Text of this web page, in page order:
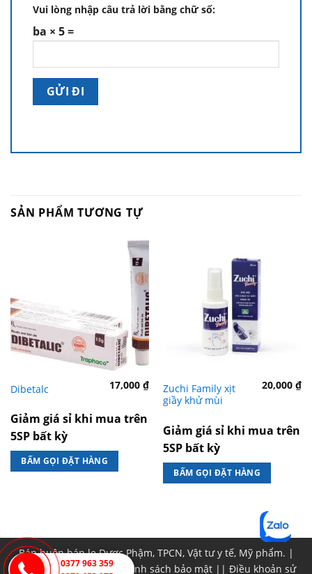
Vui lòng nhập câu trả lời bằng chữ số:
ba × 5 =
SẢN PHẨM TƯƠNG TỰ
Dibetalc 17,000₫
Giảm giá sỉ khi mua trên
5SP bất kỳ
BẤM GỌI ĐẶT HÀNG
Zuchi Family xịt
giầy khử mùi
20,000₫
Giảm giá sỉ khi mua trên
5SP bất kỳ
BẤM GỌI ĐẶT HÀNG
Bán buôn bán lẹ Dược Phậm, TPCN, Vật tư y tế, Mỹ phẩm. |
Chính sách đổi trả|| Chính sách bảo mật|| Điều khoản sử
0377 963 359